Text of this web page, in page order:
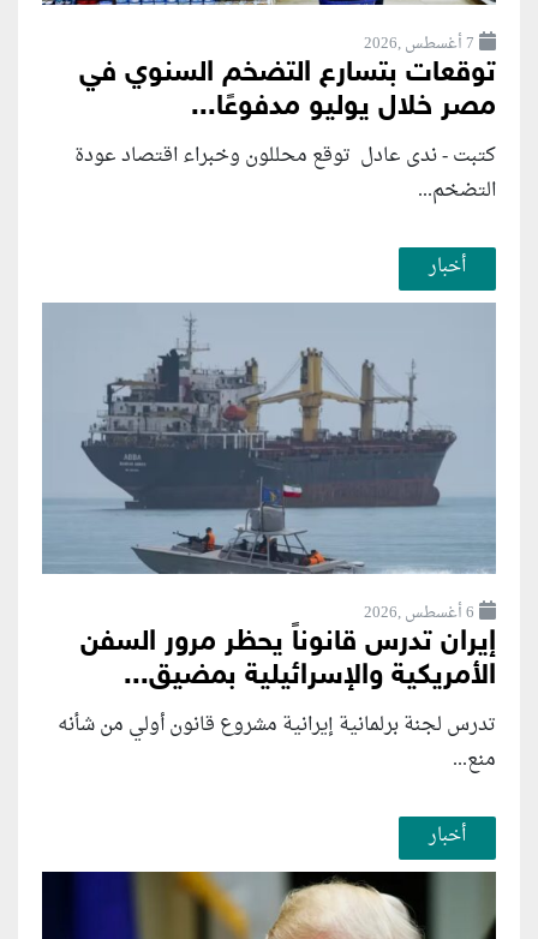
7 أغسطس ,2026
توقعات بتسارع التضخم السنوي في
مصر خلال يوليو مدفوعًا...
كتبت - ندى عادل توقع محللون وخبراء اقتصاد عودة
التضخم...
أخبار
6 أغسطس ,2026
إيران تدرس قانوناً يحظر مرور السفن
الأمريكية والإسرائيلية بمضيق...
تدرس لجنة برلمانية إيرانية مشروع قانون ⁠أولي من شأنه
منع...
أخبار